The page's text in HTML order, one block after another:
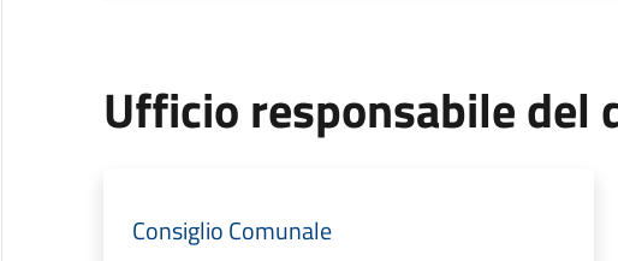
Ufficio responsabile del
Consiglio Comunale